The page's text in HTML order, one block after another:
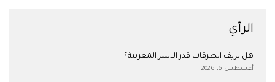
الرأي
هل نزيف الطرقات قدر الاسر المغربية؟
أغسطس 6, 2026